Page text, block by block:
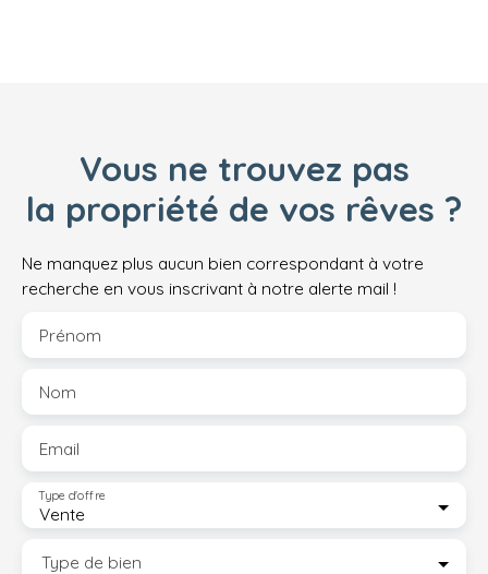
Vous ne trouvez pas
la propriété de vos rêves ?
Ne manquez plus aucun bien correspondant à votre
recherche en vous inscrivant à notre alerte mail !
Prénom
Nom
Email
Vente
Type d'offre
Type de bien